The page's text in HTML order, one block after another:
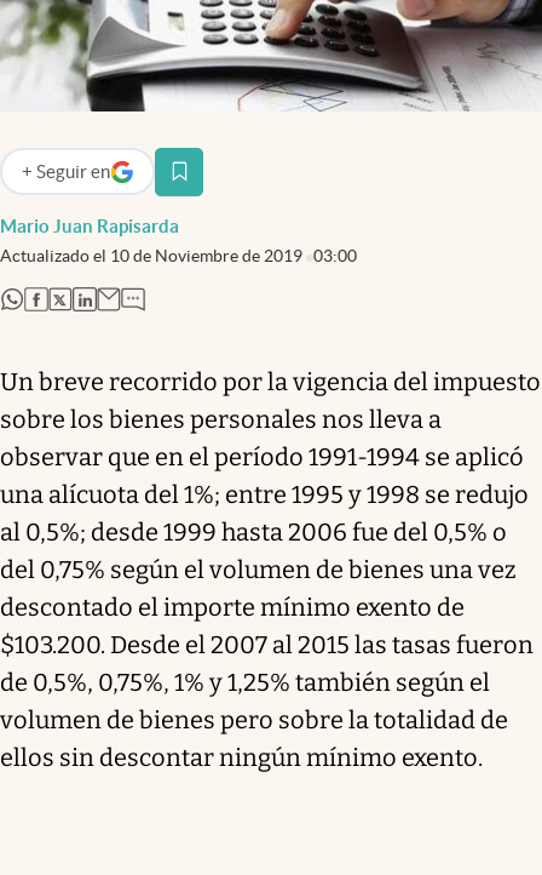
Mundial 2026
Eventos Corporativos
El Cronista Studio
Mediakit
abre en nueva pestaña
Mario Juan Rapisarda
Actualizado el 10 de Noviembre de 2019 03:00
+ Seguir en
abre en nueva pestaña
abre en nueva pestaña
abre en nueva pestaña
abre en nueva pestaña
abre en nueva pestaña
Un breve recorrido por la vigencia del impuesto
sobre los bienes personales nos lleva a
observar que en el período 1991-1994 se aplicó
una alícuota del 1%; entre 1995 y 1998 se redujo
al 0,5%; desde 1999 hasta 2006 fue del 0,5% o
del 0,75% según el volumen de bienes una vez
descontado el importe mínimo exento de
$103.200. Desde el 2007 al 2015 las tasas fueron
de 0,5%, 0,75%, 1% y 1,25% también según el
volumen de bienes pero sobre la totalidad de
ellos sin descontar ningún mínimo exento.